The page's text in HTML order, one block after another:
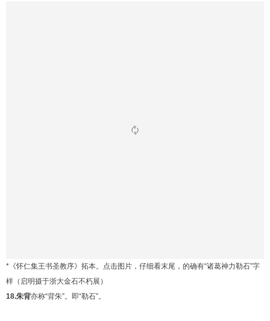
*《怀仁集王书圣教序》拓本。点击图片，仔细看末尾，的确有“诸葛神力勒石”字
样（启明摄于浙大金石不朽展）
18.朱背亦称“背朱”。即“勒石”。